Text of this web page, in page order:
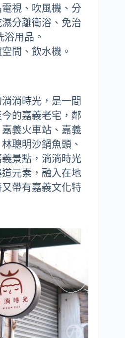
視、吹風機、分
分離衛浴、免治
浴用品。
間、飲水機。
淌時光，是一間
的嘉義老宅，鄰
義火車站、嘉義
聰明沙鍋魚頭、
景點，淌淌時光
元素，融入在地
帶有嘉義文化特